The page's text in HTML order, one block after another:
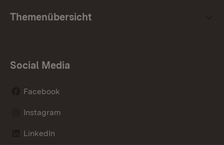
Themenübersicht
Social Media
Facebook
Instagram
LinkedIn